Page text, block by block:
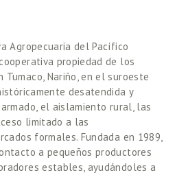
Agropecuaria del Pacífico
propiedad de los
Nariño, en el suroeste
desatendida y
el aislamiento rural, las
limitado a las
formales. Fundada en 1989,
a pequeños productores
estables, ayudándoles a